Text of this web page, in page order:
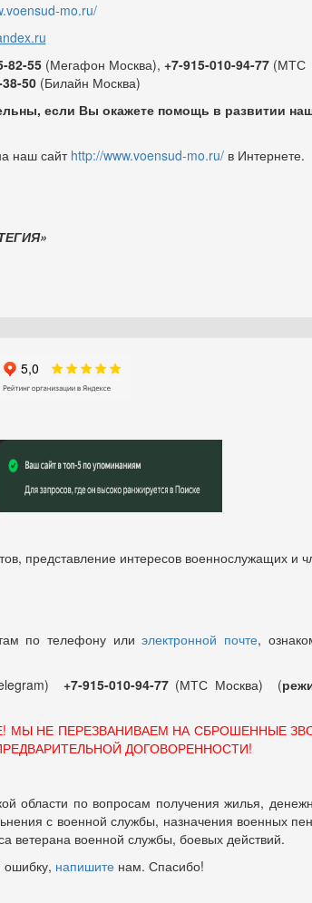
mo.ru/
82-55 (Мегафон Москва), +7-915-010-94-77 (МТС
50 (Билайн Москва)
если Вы окажете помощь в развитии
наш сайтhttp://www.voensud-mo.ru/в Интернете.
представление интересов военнослужащих и
по телефону илиэлектронной почте,
+7-915-010-94-77 (МТС Москва) (
МЫ НЕ ПЕРЕЗВАНИВАЕМ НА СБРОШЕННЫЕ
ДОГОВОРЕННОСТИ!
области по вопросам получения жилья,
с военной службы, назначения военных
ветерана военной службы, боевых действий.
ошибку, напишите нам. Спасибо!